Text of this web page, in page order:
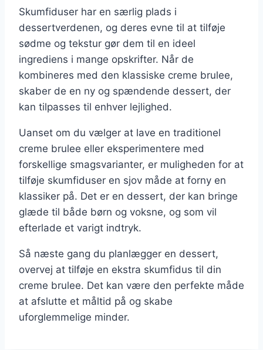
Skumfiduser har en særlig plads i
dessertverdenen, og deres evne til at tilføje
sødme og tekstur gør dem til en ideel
ingrediens i mange opskrifter. Når de
kombineres med den klassiske creme brulee,
skaber de en ny og spændende dessert, der
kan tilpasses til enhver lejlighed.
Uanset om du vælger at lave en traditionel
creme brulee eller eksperimentere med
forskellige smagsvarianter, er muligheden for at
tilføje skumfiduser en sjov måde at forny en
klassiker på. Det er en dessert, der kan bringe
glæde til både børn og voksne, og som vil
efterlade et varigt indtryk.
Så næste gang du planlægger en dessert,
overvej at tilføje en ekstra skumfidus til din
creme brulee. Det kan være den perfekte måde
at afslutte et måltid på og skabe
uforglemmelige minder.